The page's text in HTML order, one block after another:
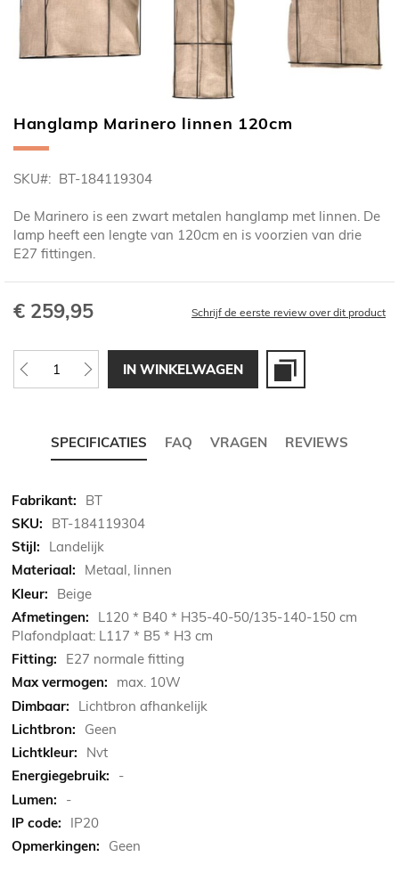
Ga
naar
begin
de
afbeeldingen-
gallerij
Hanglamp Marinero linnen 120cm
SKU BT-184119304
De Marinero is een zwart metalen hanglamp met linnen. De
lamp heeft een lengte van 120cm en is voorzien van drie
E27 fittingen.
€ 259,95 Schrijf de eerste review over dit product
IN WINKELWAGEN
SPECIFICATIES FAQ VRAGEN REVIEWS
Meer
informatie
BT
BT-184119304
Landelijk
Metaal, linnen
Beige
L120 * B40 * H35-40-50/135-140-150 cm
Plafondplaat: L117 * B5 * H3 cm
E27 normale fitting
max. 10W
Lichtbron afhankelijk
Geen
Nvt
-
-
IP20
Geen